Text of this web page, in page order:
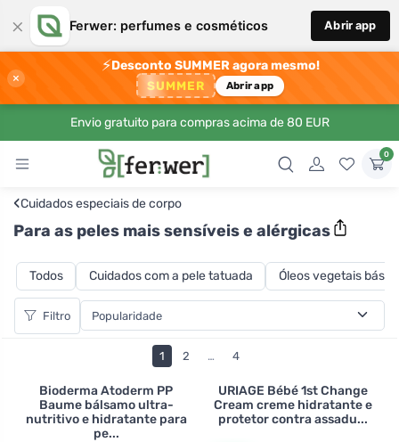
× Ferwer: perfumes e cosméticos Abrir app
×
⚡Desconto SUMMER agora mesmo!
SUMMER Abrir app
Envio gratuito para compras acima de 80 EUR
0
‹Cuidados especiais de corpo
Para as peles mais sensíveis e alérgicas
Todos Cuidados com a pele tatuada Óleos vegetais
Filtro
1 2 … 4
Bioderma Atoderm PP
Baume bálsamo ultra-
nutritivo e hidratante para
pe...
URIAGE Bébé 1st Change
Cream creme hidratante e
protetor contra assadu...